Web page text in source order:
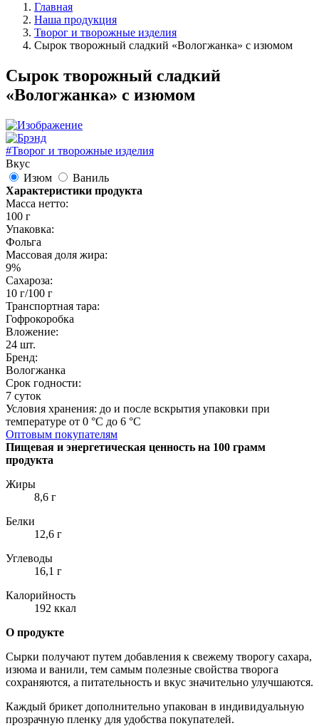
Главная
Наша продукция
Творог и творожные изделия
Сырок творожный сладкий «Вологжанка» с изюмом
Сырок творожный сладкий
«Вологжанка» с изюмом
#Творог и творожные изделия
Вкус
Изюм
Ваниль
Характеристики продукта
Масса нетто:
100 г
Упаковка:
Фольга
Массовая доля жира:
9%
Сахароза:
10 г/100 г
Транспортная тара:
Гофрокоробка
Вложение:
24 шт.
Бренд:
Вологжанка
Срок годности:
7 суток
Условия хранения: до и после вскрытия упаковки при
температуре от 0 °C до 6 °C
Оптовым покупателям
Пищевая и энергетическая ценность на 100 грамм
продукта
Жиры
8,6 г
Белки
12,6 г
Углеводы
16,1 г
Калорийность
192 ккал
О продукте
Сырки получают путем добавления к свежему творогу сахара,
изюма и ванили, тем самым полезные свойства творога
сохраняются, а питательность и вкус значительно улучшаются.
Каждый брикет дополнительно упакован в индивидуальную
прозрачную пленку для удобства покупателей.